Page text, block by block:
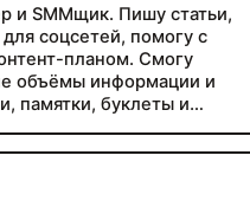
и SMMщик. Пишу статьи,
соцсетей, помогу с
планом. Смогу
объёмы информации и
памятки, буклеты и
личных финансов,
если у вас есть другая
обсужу.